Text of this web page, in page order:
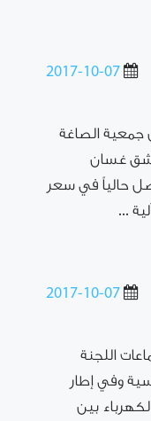
2017-10-07
جمعية الصاغة
غسان
حالياً في سعر
...
2017-10-07
اللجنة
وفي إطار
بين